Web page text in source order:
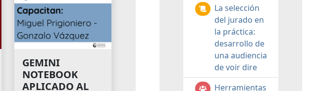
GEMINI
NOTEBOOK
APLICADO AL
La selección
del jurado en
la práctica:
desarrollo de
una audiencia
de voir dire
Herramientas